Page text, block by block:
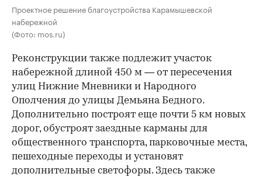
Проектное решение благоустройства Карамышевской
набережной
(Фото: mos.ru)
00:00 / 00:00
Реконструкции также подлежит участок
набережной длиной 450 м — от пересечения
улиц Нижние Мневники и Народного
Ополчения до улицы Демьяна Бедного.
Дополнительно построят еще почти 5 км новых
дорог, обустроят заездные карманы для
общественного транспорта, парковочные места,
пешеходные переходы и установят
дополнительные светофоры. Здесь также